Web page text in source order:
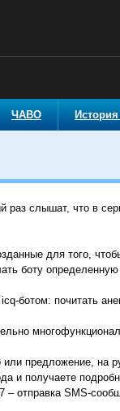
ЧАВО
раз слышат, что в
для того,
боту
ботом: почитать
предложение, на
и получаете
– отправка SMS-